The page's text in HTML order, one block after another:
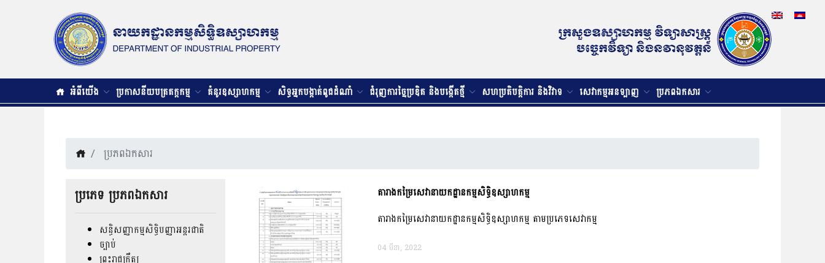
អំពីយើង ប្រកាសនីយបត្រតក្តកម្ម គំនូរឧស្សាហកម្ម សិទ្ធអ្នកបង្កាត់ពូជដំណាំ ជំរុញការច្នៃប្រឌិត និងបង្កើតថ្មី សហប្រតិបត្តិការ និងវិវាទ សេវាកម្មអនទ្បាញ ប្រភពឯកសារ
ប្រភពឯកសារ
ប្រភេទ ប្រភពឯកសារ
សន្ធិសញ្ញាកម្មសិទ្ធិបញ្ញាអន្តរជាតិ
ច្បាប់
ព្រះរាជក្រឹត្យ
តារាងកម្រៃសេវានាយកដ្ឋានកម្មសិទ្ធិឧស្សាហកម្ម
តារាងកម្រៃសេវានាយកដ្ឋានកម្មសិទ្ធិឧស្សាហកម្ម តាមប្រភេទសេវាកម្ម
04 មីនា, 2022